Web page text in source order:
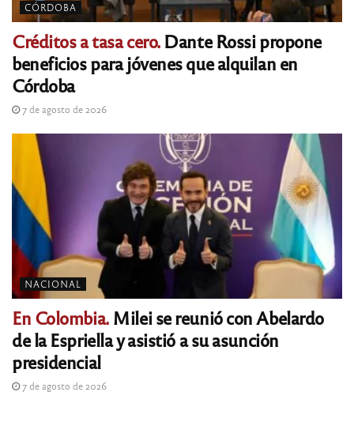
CÓRDOBA
Créditos a tasa cero.Dante Rossi propone
beneficios para jóvenes que alquilan en
Córdoba
7 de agosto de 2026
NACIONAL
En Colombia.Milei se reunió con Abelardo
de la Espriella y asistió a su asunción
presidencial
7 de agosto de 2026